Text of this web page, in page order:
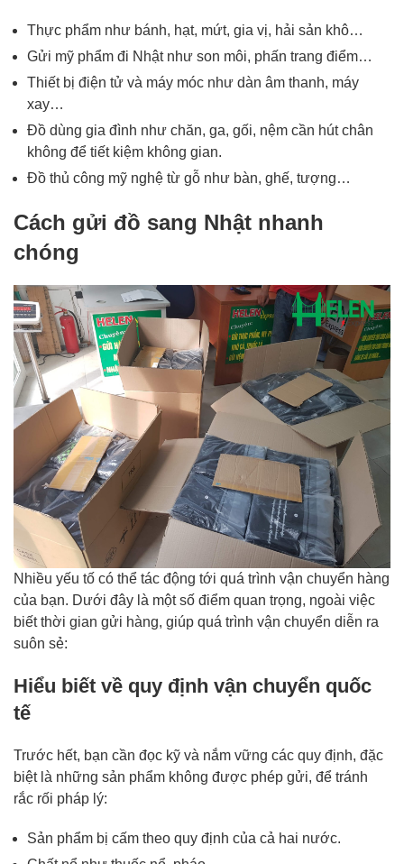
Thực phẩm như bánh, hạt, mứt, gia vị, hải sản khô…
Gửi mỹ phẩm đi Nhậtnhư son môi, phấn trang điểm…
Thiết bị điện tử và máy móc như dàn âm thanh, máy
xay…
Đồ dùng gia đình như chăn, ga, gối, nệm cần hút chân
không để tiết kiệm không gian.
Đồ thủ công mỹ nghệ từ gỗ như bàn, ghế, tượng…
Cách gửi đồ sang Nhật nhanh
chóng
Nhiều yếu tố có thể tác động tới quá trình vận chuyển hàng
của bạn. Dưới đây là một số điểm quan trọng, ngoài việc
biết thời gian gửi hàng, giúp quá trình vận chuyển diễn ra
suôn sẻ:
Hiểu biết về quy định vận chuyển quốc
tế
Trước hết, bạn cần đọc kỹ và nắm vững các quy định, đặc
biệt là những sản phẩm không được phép gửi, để tránh
rắc rối pháp lý:
Sản phẩm bị cấm theo quy định của cả hai nước.